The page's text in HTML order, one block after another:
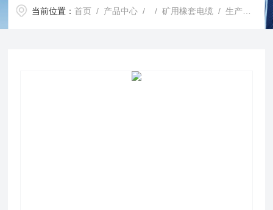
当前位置：首页 / 产品中心 / /矿用橡套电缆 / 生产基地mypt矿用电缆3*25+3*16/3参数使用